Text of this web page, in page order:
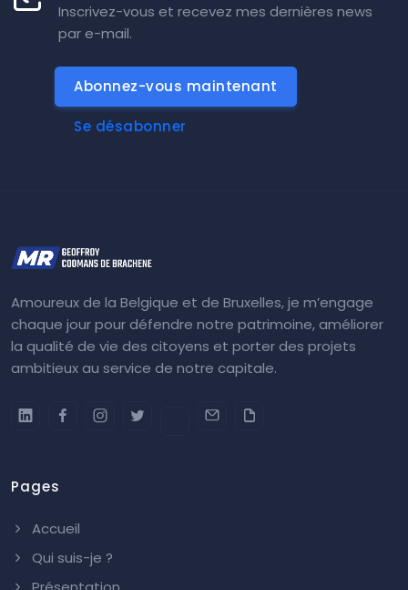
Inscrivez-vous et recevez mes dernières news
par e-mail.
Abonnez-vous maintenant
Se désabonner
Amoureux de la Belgique et de Bruxelles, je m’engage
chaque jour pour défendre notre patrimoine, améliorer
la qualité de vie des citoyens et porter des projets
ambitieux au service de notre capitale.
Pages
Accueil
Qui suis-je ?